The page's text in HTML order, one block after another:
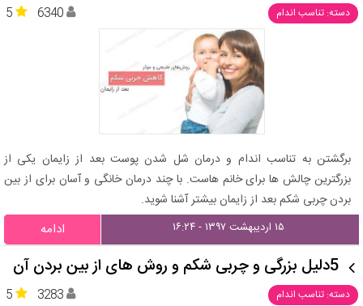
دسته: تناسب اندام 5 6340
برگشتن به تناسب اندام و درمان شل شدن پوست بعد از زایمان یکی از
بزرگترین چالش ها برای خانم هاست. با چند درمان خانگی و آسان برای از بین
بردن چربی شکم بعد از زایمان بیشتر آشنا شوید.
۱۵ اردیبهشت ۱۳۹۷ - ۱۶:۲۴ ادامه
5دلیل بزرگی و چربی شکم و روش های از بین بردن آن
دسته: تناسب اندام 5 3283